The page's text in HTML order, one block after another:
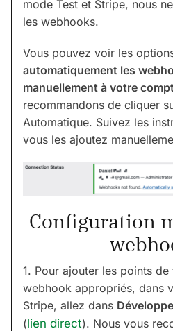
mode Test et Stripe, nous
les webhooks.
Vous pouvez voir les
automatiquement les
manuellement à votre
recommandons de cliquer
Automatique. Suivez les
vous les ajoutez
Configuration
1. Pour ajouter les points
webhook appropriés, dans
Stripe, allez dans
(lien direct). Nous vous